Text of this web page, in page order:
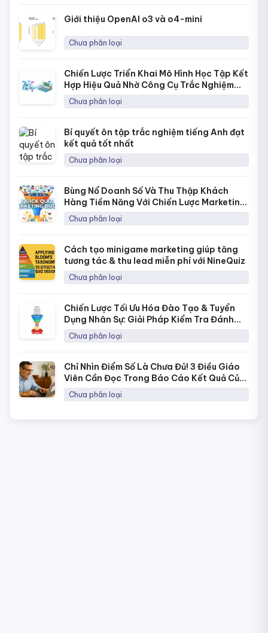
Giới thiệu OpenAI o3 và o4-mini
Chưa phân loại
Chiến Lược Triển Khai Mô Hình Học Tập Kết
Hợp Hiệu Quả Nhờ Công Cụ Trắc Nghiệm
Online
Chưa phân loại
Bí quyết ôn tập trắc nghiệm tiếng Anh đạt
kết quả tốt nhất
Chưa phân loại
Bùng Nổ Doanh Số Và Thu Thập Khách
Hàng Tiềm Năng Với Chiến Lược Marketing
Bằng Quick Quiz
Chưa phân loại
Cách tạo minigame marketing giúp tăng
tương tác & thu lead miễn phí với NineQuiz
Chưa phân loại
Chiến Lược Tối Ưu Hóa Đào Tạo & Tuyển
Dụng Nhân Sự: Giải Pháp Kiểm Tra Đánh
Giá Năng Lực Thời 4.0
Chưa phân loại
Chỉ Nhìn Điểm Số Là Chưa Đủ! 3 Điều Giáo
Viên Cần Đọc Trong Báo Cáo Kết Quả Của
NineQuiz Để Hiểu Học Sinh Hơn
Chưa phân loại